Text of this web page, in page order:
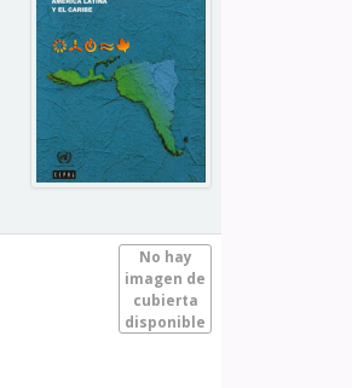
No hay
imagen de
cubierta
disponible